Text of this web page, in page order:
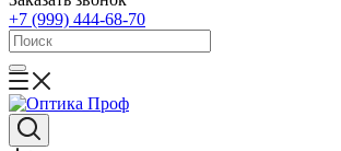
+7 (999) 444-68-70